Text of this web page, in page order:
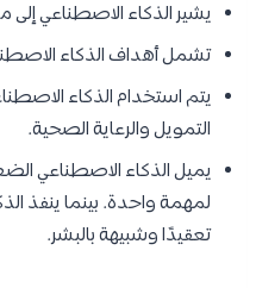
يشير الذكاء الاصطناعي إلى
تشمل أهداف الذكاء
يتم استخدام الذكاء
التمويل والرعاية الصحية.
يميل الذكاء الاصطناعي
لمهمة واحدة. بينما ينفذ
تعقيدًا وشبيهة بالبشر.